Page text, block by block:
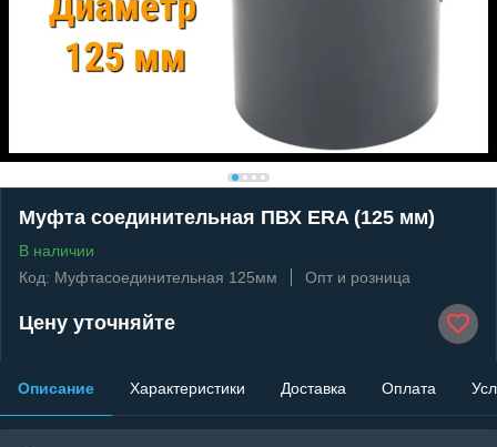
Муфта соединительная ПВХ ERA (125 мм)
В наличии
Код: Муфтасоединительная 125мм
Опт и розница
Цену уточняйте
Описание Характеристики Доставка Оплата